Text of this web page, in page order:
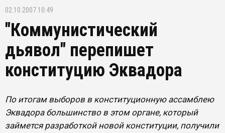
02.10.2007 10:49
"Коммунистический
дьявол" перепишет
конституцию Эквадора
По итогам выборов в конституционную ассамблею
Эквадора большинство в этом органе, который
займется разработкой новой конституции, получили